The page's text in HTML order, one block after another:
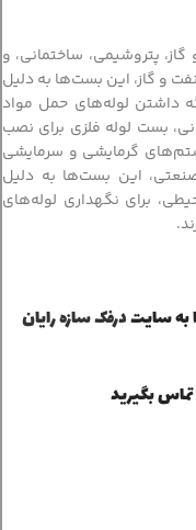
پتروشیمی، ساختمانی، و
و گاز، این بست‌ها به دلیل
داشتن لوله‌های حمل مواد
بست لوله فلزی برای نصب
گرمایشی و سرمایشی
این بست‌ها به دلیل
برای نگهداری لوله‌های
به سایتدرفک سازه رایان
تماس بگیرید